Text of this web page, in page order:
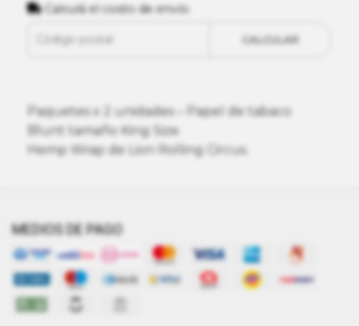
Calculá el costo de envío
CALCULAR
Paquetes x 2 unidades – Papel de tabaco
Blunt tamaño King Size.
Hemp Wrap de Lion Rolling Circus.
MEDIOS DE PAGO